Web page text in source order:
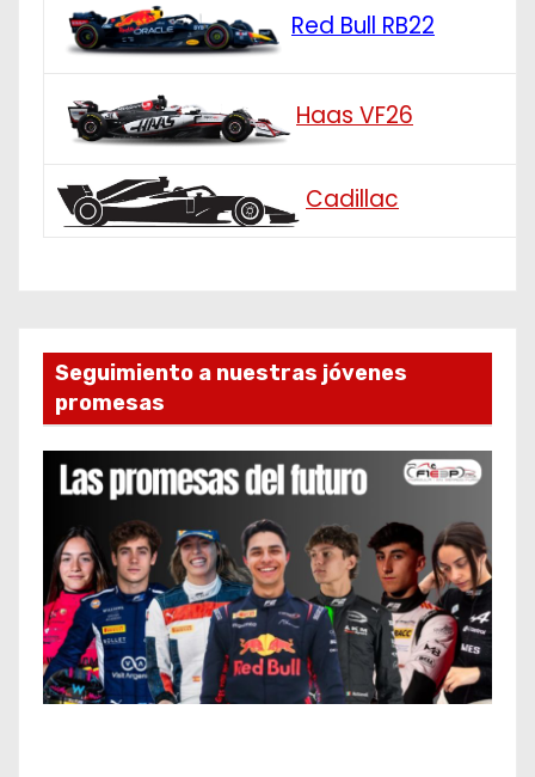
Red Bull RB22
Haas VF26
Cadillac
Seguimiento a nuestras jóvenes
promesas